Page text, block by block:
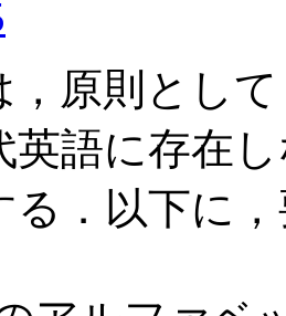
原則とし
英語に存在
る．以下に